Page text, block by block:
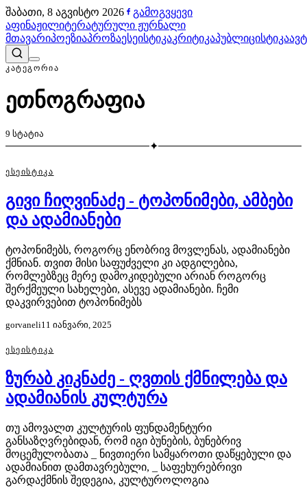
შაბათი, 8 აგვისტო 2026
გამოგვყევი
აფინაჟილიტერატურული ჟურნალი
მთავარიპოეზიაპროზაესეისტიკაკრიტიკაპუბლიცისტიკა
ᲙᲐᲢᲔᲒᲝᲠᲘᲐ
ეთნოგრაფია
9 სტატია
✦
ᲔᲡᲔᲘᲡᲢᲘᲙᲐ
გივი ჩიღვინაძე - ტოპონიმები, ამბები
და ადამიანები
ტოპონიმებს, როგორც ენობრივ მოვლენას, ადამიანები
ქმნიან. თვით მისი საფუძველი კი ადგილებია,
რომლებზეც მერე დამოკიდებული არიან როგორც
შერქმეული სახელები, ასევე ადამიანები. ჩემი
დაკვირვებით ტოპონიმებს
gorvaneli11 იანვარი, 2025
ᲔᲡᲔᲘᲡᲢᲘᲙᲐ
ზურაბ კიკნაძე - ღვთის ქმნილება და
ადამიანის კულტურა
თუ ამოვალთ კულტურის ფუნდამენტური
განსაზღვრებიდან, რომ იგი ბუნების, ბუნებრივ
მოცემულობათა _ ნივთიერი სამყაროთი დაწყებული და
ადამიანით დამთავრებული, _ საფეხურებრივი
გარდაქმნის შედეგია, კულტუროლოგია